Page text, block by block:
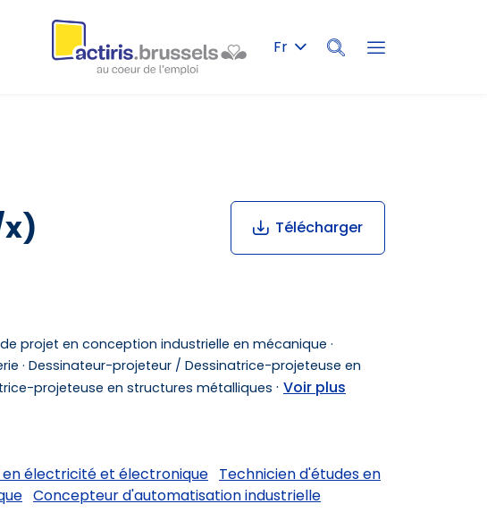
Fr Rechercher
Télécharger
projet en conception industrielle en mécanique ·
· Dessinateur-projeteur / Dessinatrice-projeteuse en
projeteuse en structures métalliques · Voir plus
électricité et électronique Technicien d'études en
Concepteur d'automatisation industrielle